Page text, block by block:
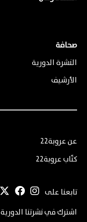
صحافة
النشرة الدورية
الأرشيف
عن عروبة22
كتّاب عروبة22
تابعنا على
اشترك في نشرتنا الدورية